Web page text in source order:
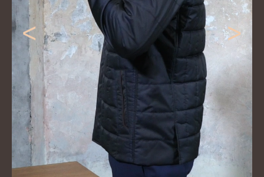
< >